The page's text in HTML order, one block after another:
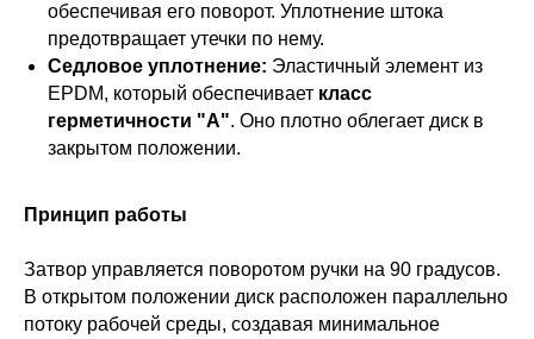
обеспечивая его поворот. Уплотнение штока
предотвращает утечки по нему.
Седловое уплотнение: Эластичный элемент из
EPDM, который обеспечивает класс
герметичности "А". Оно плотно облегает диск в
закрытом положении.
Принцип работы
Затвор управляется поворотом ручки на 90 градусов.
В открытом положении диск расположен параллельно
потоку рабочей среды, создавая минимальное